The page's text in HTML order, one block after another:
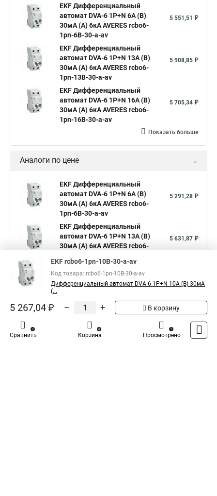
EKF Дифференциальный
автомат DVA-6 1P+N 6А (B)
30мА (A) 6кА AVERES rcbo6-
1pn-6B-30-a-av
5 551,51 ₽
EKF Дифференциальный
автомат DVA-6 1P+N 13А (B)
30мА (A) 6кА AVERES rcbo6-
1pn-13B-30-a-av
5 908,85 ₽
EKF Дифференциальный
автомат DVA-6 1P+N 16А (B)
30мА (A) 6кА AVERES rcbo6-
1pn-16B-30-a-av
5 705,34 ₽
Показать больше
Аналоги по цене
EKF Дифференциальный
автомат DVA-6 1P+N 6А (B)
30мА (A) 6кА AVERES rcbo6-
1pn-6B-30-a-av
5 291,28 ₽
EKF Дифференциальный
автомат DVA-6 1P+N 13А (B)
30мА (A) 6кА AVERES rcbo6-
5 631,87 ₽
автомат DVA-6 1P+N 16А (B)
30мА (A) 6кА AVERES rcbo6-
5 437,91 ₽
Показать больше
EKF rcbo6-1pn-10B-30-a-av
Код товара: rcbo6-1pn-10B-30-a-av
Дифференциальный автомат DVA-6 1P+N 10А (B) 30мА
(...
5 267,04 ₽ – + В корзину
Сравнить
0
Корзина
0
Просмотрено
1